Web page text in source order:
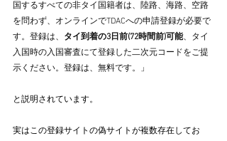
国するすべての非タイ国籍者は、陸路、海路、空路
を問わず、オンラインでTDACへの申請登録が必要で
す。登録は、 タイ到着の3日前(72時間前)可能、タイ
入国時の入国審査にて登録した二次元コードをご提
示ください。登録は、無料です。 」
と説明されています。
実はこの登録サイトの偽サイトが複数存在してお